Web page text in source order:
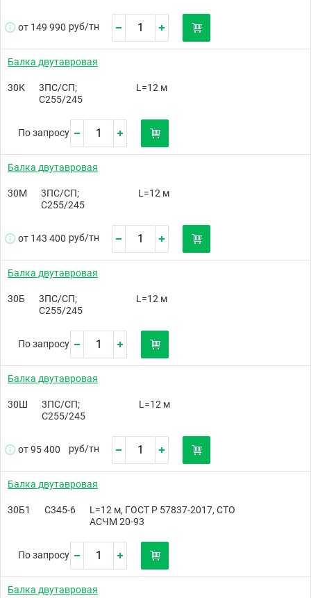
от 149 990 руб/тн
Балка двутавровая
30К
3ПС/СП;
С255/245
L=12 м
По запросу
Балка двутавровая
30М
3ПС/СП;
С255/245
L=12 м
от 143 400 руб/тн
Балка двутавровая
30Б
3ПС/СП;
С255/245
L=12 м
По запросу
Балка двутавровая
30Ш
3ПС/СП;
С255/245
L=12 м
от 95 400 руб/тн
Балка двутавровая
30Б1 С345-6
L=12 м, ГОСТ Р 57837-2017, СТО
АСЧМ 20-93
По запросу
Балка двутавровая